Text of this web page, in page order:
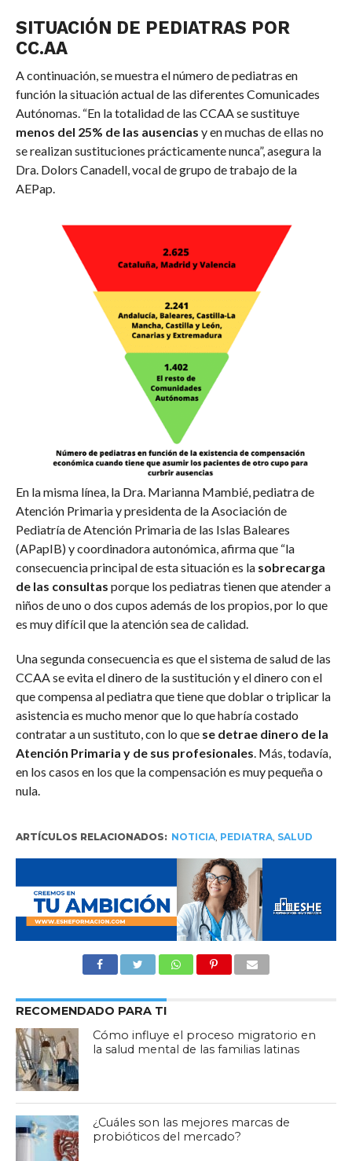
SITUACIÓN DE PEDIATRAS POR
CC.AA
A continuación, se muestra el número de pediatras en
función la situación actual de las diferentes Comunicades
Autónomas. “En la totalidad de las CCAA se sustituye
menos del 25% de las ausencias y en muchas de ellas no
se realizan sustituciones prácticamente nunca”, asegura la
Dra. Dolors Canadell, vocal de grupo de trabajo de la
AEPap.
En la misma línea, la Dra. Marianna Mambié, pediatra de
Atención Primaria y presidenta de la Asociación de
Pediatría de Atención Primaria de las Islas Baleares
(APapIB) y coordinadora autonómica, afirma que “la
consecuencia principal de esta situación es la sobrecarga
de las consultas porque los pediatras tienen que atender a
niños de uno o dos cupos además de los propios, por lo que
es muy difícil que la atención sea de calidad.
Una segunda consecuencia es que el sistema de salud de las
CCAA se evita el dinero de la sustitución y el dinero con el
que compensa al pediatra que tiene que doblar o triplicar la
asistencia es mucho menor que lo que habría costado
contratar a un sustituto, con lo que se detrae dinero de la
Atención Primaria y de sus profesionales . Más, todavía,
en los casos en los que la compensación es muy pequeña o
nula.
ARTÍCULOS RELACIONADOS: NOTICIA, PEDIATRA, SALUD
RECOMENDADO PARA TI
Cómo influye el proceso migratorio en
la salud mental de las familias latinas
¿Cuáles son las mejores marcas de
probióticos del mercado?